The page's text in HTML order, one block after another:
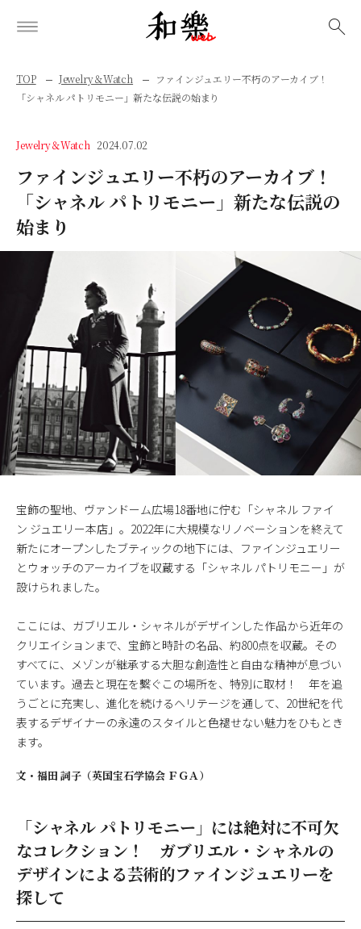
TOP Jewelry＆Watch
ファインジュエリー不朽のアーカイブ！
「シャネル パトリモニー」新たな伝説の始まり
Jewelry＆Watch 2024.07.02
ファインジュエリー不朽のアーカイブ！
「シャネル パトリモニー」新たな伝説の
始まり
宝飾の聖地、ヴァンドーム広場18番地に佇む「シャネル ファイ
ン ジュエリー本店」。2022年に大規模なリノベーションを終えて
新たにオープンしたブティックの地下には、ファインジュエリー
とウォッチのアーカイブを収蔵する「シャネル パトリモニー」が
設けられました。
ここには、ガブリエル・シャネルがデザインした作品から近年の
クリエイションまで、宝飾と時計の名品、約800点を収蔵。その
すべてに、メゾンが継承する大胆な創造性と自由な精神が息づい
ています。過去と現在を繫ぐこの場所を、特別に取材！ 年を追
うごとに充実し、進化を続けるヘリテージを通して、20世紀を代
表するデザイナーの永遠のスタイルと色褪せない魅力をひもとき
ます。
文・ 福田 詞子（英国宝石学協会 ＦＧＡ）
「シャネル パトリモニー」には絶対に不可欠
なコレクション！ ガブリエル・シャネルの
デザインによる芸術的ファインジュエリーを
探して